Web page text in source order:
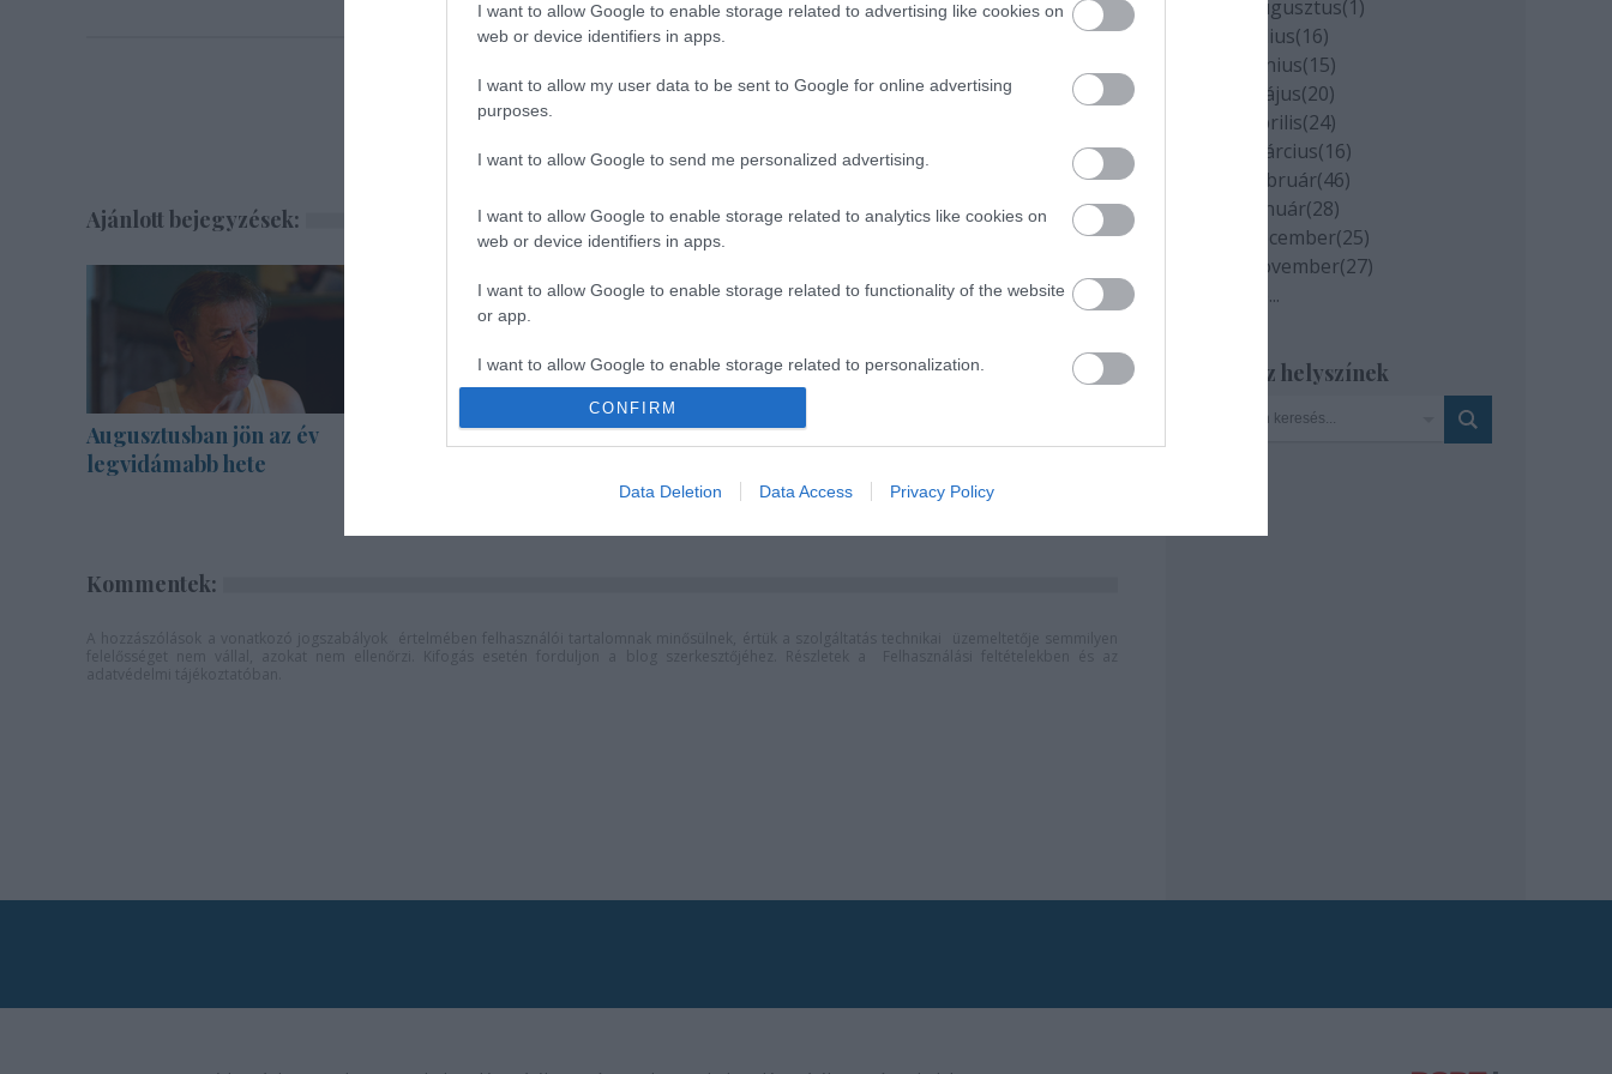
I want to allow Google to enable storage related to advertising like cookies on
web or device identifiers in apps.
I want to allow my user data to be sent to Google for online advertising
purposes.
I want to allow Google to send me personalized advertising.
I want to allow Google to enable storage related to analytics like cookies on
web or device identifiers in apps.
I want to allow Google to enable storage related to functionality of the website
or app.
I want to allow Google to enable storage related to personalization.
I want to allow Google to enable storage related to security, including
authentication functionality and fraud prevention, and other user protection.
CONFIRM
Data Deletion Data Access Privacy Policy
Ajánlott bejegyzések:
Augusztusban jön az év
legvidámabb hete
Sodró Eliza: "Színészként a
Új bemutatóra készül a
Kommentek:
2020 augusztus(1)
2020 július(16)
2020 június(15)
2020 május(20)
2020 április(24)
2020 március(16)
2020 február(46)
2020 január(28)
2019 december(25)
2019 november(27)
...
Szinház helyszínek